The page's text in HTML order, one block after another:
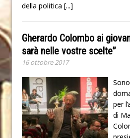
della politica [...]
Gherardo Colombo ai
sarà nelle vostre scelte”
16 ottobre 2017
per
di